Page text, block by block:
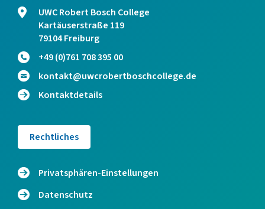
UWC Robert Bosch College
Kartäuserstraße 119
79104 Freiburg
+49 (0)761 708 395 00
kontakt@uwcrobertboschcollege.de
Kontaktdetails
Rechtliches
Privatsphären-Einstellungen
Datenschutz